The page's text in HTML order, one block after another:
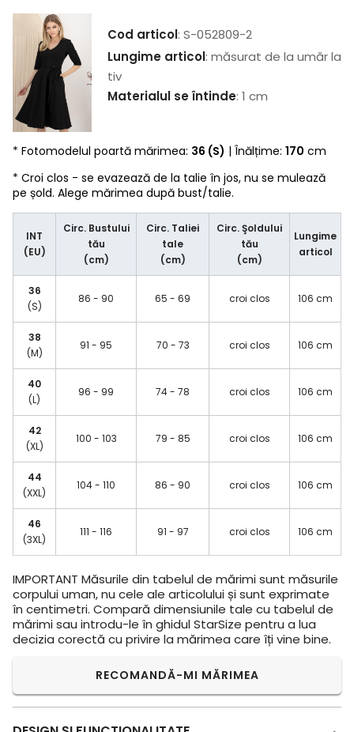
Cod articol: S-052809-2
Lungime articol: măsurat de la umăr la
tiv
Materialul se întinde: 1 cm
* Fotomodelul poartă mărimea: 36 (S) | Înălțime: 170 cm
* Croi clos - se evazează de la talie în jos, nu se mulează
pe șold. Alege mărimea după bust/talie.
INT
(EU)
Circ. Bustului
tău
(cm)
Circ. Taliei
tale
(cm)
Circ. Şoldului
tău
(cm)
Lungime
articol
36
(S)
86 - 90 65 - 69 croi clos 106 cm
38
(M)
91 - 95 70 - 73 croi clos 106 cm
40
(L)
96 - 99 74 - 78 croi clos 106 cm
42
(XL)
100 - 103 79 - 85 croi clos 106 cm
44
(XXL)
104 - 110 86 - 90 croi clos 106 cm
46
(3XL)
111 - 116 91 - 97 croi clos 106 cm
IMPORTANT Măsurile din tabelul de mărimi sunt măsurile
corpului uman, nu cele ale articolului și sunt exprimate
în centimetri. Compară dimensiunile tale cu tabelul de
mărimi sau introdu-le în ghidul StarSize pentru a lua
decizia corectă cu privire la mărimea care îți vine bine.
RECOMANDĂ-MI MĂRIMEA